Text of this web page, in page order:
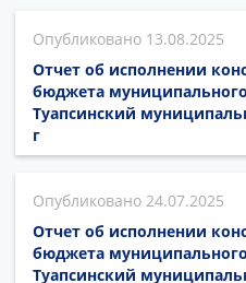
13.08.2025
Отчет об исполнении
бюджета
Туапсинский
г
24.07.2025
Отчет об исполнении
бюджета
Туапсинский